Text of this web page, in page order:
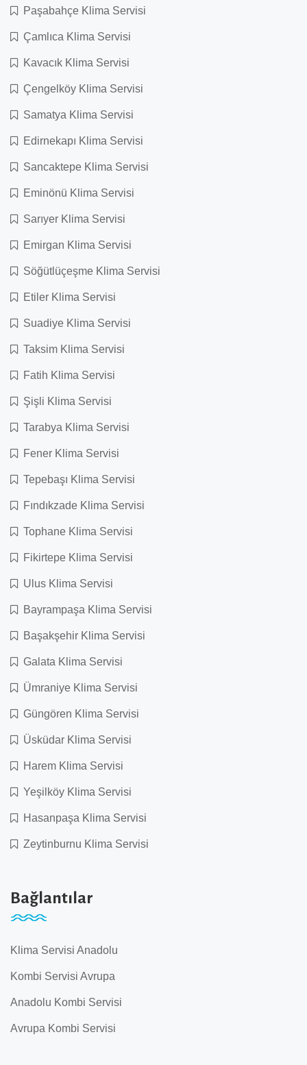
Paşabahçe Klima Servisi
Çamlıca Klima Servisi
Kavacık Klima Servisi
Çengelköy Klima Servisi
Samatya Klima Servisi
Edirnekapı Klima Servisi
Sancaktepe Klima Servisi
Eminönü Klima Servisi
Sarıyer Klima Servisi
Emirgan Klima Servisi
Söğütlüçeşme Klima Servisi
Etiler Klima Servisi
Suadiye Klima Servisi
Taksim Klima Servisi
Fatih Klima Servisi
Şişli Klima Servisi
Tarabya Klima Servisi
Fener Klima Servisi
Tepebaşı Klima Servisi
Fındıkzade Klima Servisi
Tophane Klima Servisi
Fikirtepe Klima Servisi
Ulus Klima Servisi
Bayrampaşa Klima Servisi
Başakşehir Klima Servisi
Galata Klima Servisi
Ümraniye Klima Servisi
Güngören Klima Servisi
Üsküdar Klima Servisi
Harem Klima Servisi
Yeşilköy Klima Servisi
Hasanpaşa Klima Servisi
Zeytinburnu Klima Servisi
Bağlantılar
Klima Servisi Anadolu
Kombi Servisi Avrupa
Anadolu Kombi Servisi
Avrupa Kombi Servisi